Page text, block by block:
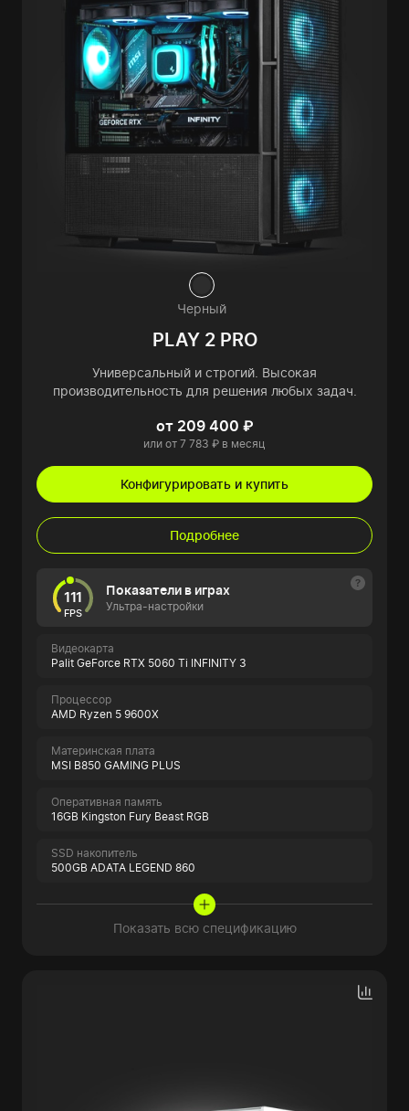
Черный
PLAY 2 PRO
Универсальный и строгий. Высокая
производительность для решения любых задач.
от 209 400 ₽
или от 7 783 ₽ в месяц
Конфигурировать и купить
Подробнее
111
FPS
Показатели в играх
Ультра-настройки
Видеокарта
Palit GeForce RTX 5060 Ti INFINITY 3
Процессор
AMD Ryzen 5 9600X
Материнская плата
MSI B850 GAMING PLUS
Оперативная память
16GB Kingston Fury Beast RGB
SSD накопитель
500GB ADATA LEGEND 860
Показать всю спецификацию